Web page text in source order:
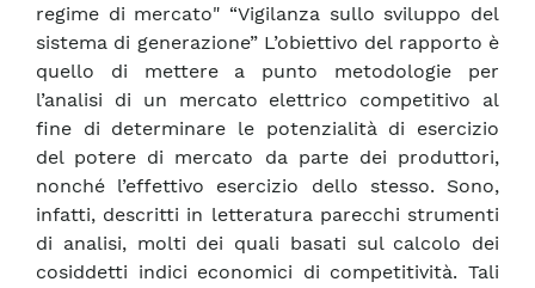
regime di mercato" “Vigilanza sullo sviluppo del
sistema di generazione” L’obiettivo del rapporto è
quello di mettere a punto metodologie per
l’analisi di un mercato elettrico competitivo al
fine di determinare le potenzialità di esercizio
del potere di mercato da parte dei produttori,
nonché l’effettivo esercizio dello stesso. Sono,
infatti, descritti in letteratura parecchi strumenti
di analisi, molti dei quali basati sul calcolo dei
cosiddetti indici economici di competitività. Tali